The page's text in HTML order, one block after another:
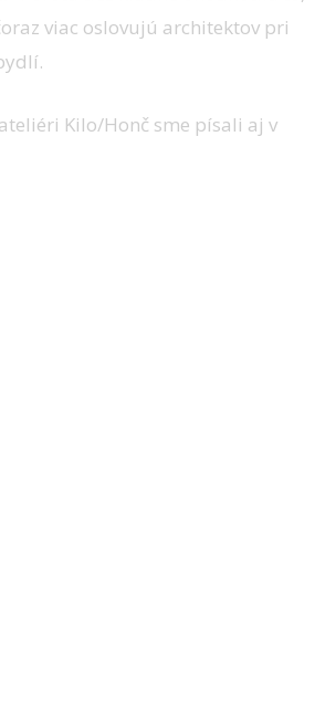
viac oslovujú architektov pri
Kilo/Honč sme písali aj v